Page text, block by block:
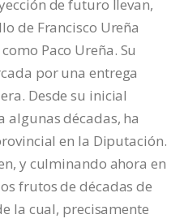
de futuro llevan,
de Francisco Ureña
Paco Ureña. Su
por una entrega
Desde su inicial
algunas décadas, ha
en la Diputación.
y culminando ahora en
frutos de décadas de
la cual, precisamente